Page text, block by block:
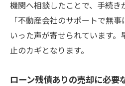
機関へ相談したことで、手続き
「不動産会社のサポートで無
いった声が寄せられています
止のカギとなります。
ローン残債ありの売却に必要